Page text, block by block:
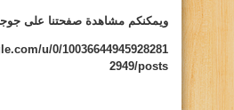
ويمكنكم مشاهدة صفحتنا على
u/0/10036644945928281
2949/posts